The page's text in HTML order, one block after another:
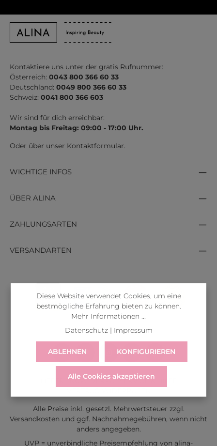
Kontaktiere uns unter der gratis Rufnummer:
Österreich: 0043 800 366 60 33
Deutschland: 0049 800 366 60 33
Schweiz: 0041 800 366 603
Wir sind für dich erreichbar:
Montag bis Freitag: 09:00 - 17:00 Uhr.
Oder über unser Kontaktformular.
WICHTIGE INFOS
ÜBER ALINA
ZAHLUNGSARTEN
VERSANDARTEN
LIEFERUNGWIDERRUFSERVICE & HILFE
Alle Preise inkl. gesetzl. Mehrwertsteuer zzgl.
Versandkosten und ggf. Nachnahmegebühren, wenn nicht
anders angegeben.
UVP = unverbindliche Preisempfehlung von alina-
Diese Website verwendet Cookies, um eine
bestmögliche Erfahrung bieten zu können.
Mehr Informationen ...
Datenschutz| Impressum
ABLEHNEN KONFIGURIEREN
Alle Cookies akzeptieren